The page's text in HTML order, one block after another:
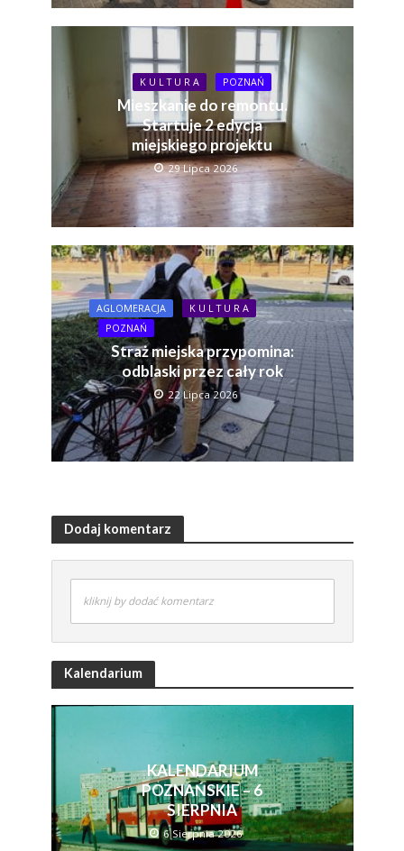
K U L T U R A POZNAŃ
Mieszkanie do remontu.
Startuje 2 edycja
miejskiego projektu
29 Lipca 2026
AGLOMERACJA
K U L T U R A
POZNAŃ
Straż miejska przypomina:
odblaski przez cały rok
22 Lipca 2026
Dodaj komentarz
kliknij by dodać komentarz
Kalendarium
KALENDARIUM
POZNAŃSKIE – 6
SIERPNIA
6 Sierpnia 2026